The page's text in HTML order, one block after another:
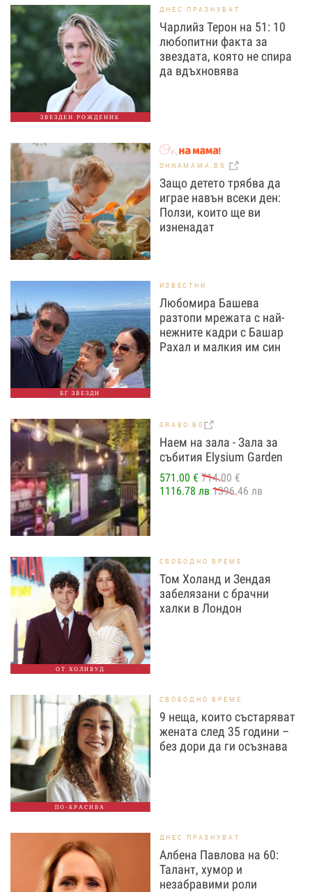
ЗВЕЗДЕН РОЖДЕНИК
ДНЕС ПРАЗНУВАТ
Чарлийз Терон на 51: 10
любопитни факта за
звездата, която не спира
да вдъхновява
OHNAMAMA.BG
Защо детето трябва да
играе навън всеки ден:
Ползи, които ще ви
изненадат
БГ ЗВЕЗДИ
ИЗВЕСТНИ
Любомира Башева
разтопи мрежата с най-
нежните кадри с Башар
Рахал и малкия им син
GRABO.BG
Наем на зала - Зала за
събития Elysium Garden
571.00 € 714.00 €
1116.78 лв 1396.46 лв
ОТ ХОЛИВУД
СВОБОДНО ВРЕМЕ
Том Холанд и Зендая
забелязани с брачни
халки в Лондон
ПО-КРАСИВА
СВОБОДНО ВРЕМЕ
9 неща, които състаряват
жената след 35 години –
без дори да ги осъзнава
ДНЕС ПРАЗНУВАТ
Албена Павлова на 60:
Талант, хумор и
незабравими роли